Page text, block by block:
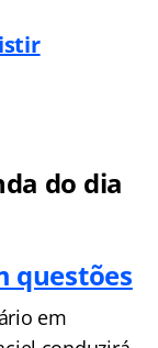
do dia
questões
em